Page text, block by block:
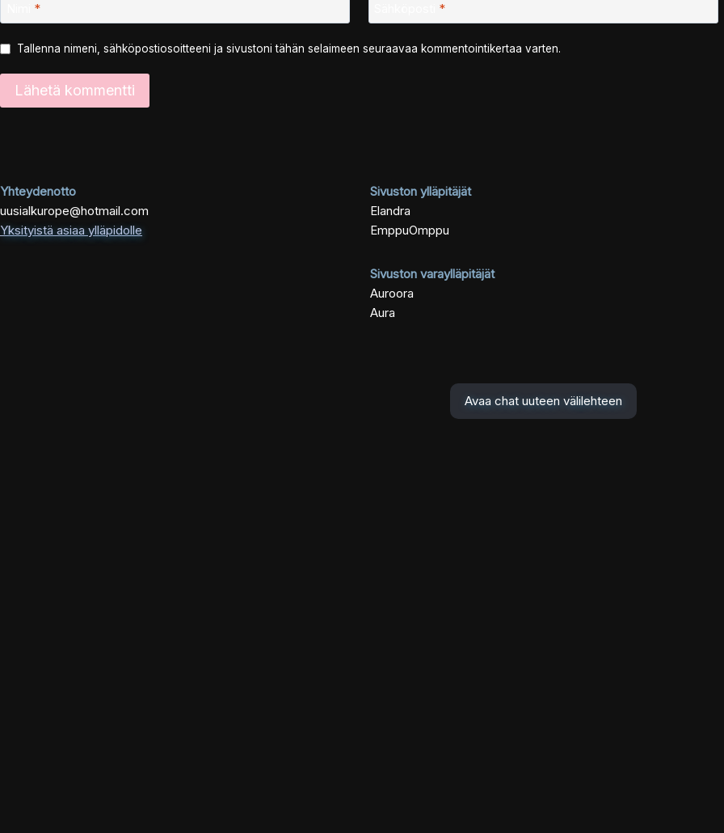
* *
Tallenna nimeni, sähköpostiosoitteeni ja sivustoni tähän selaimeen seuraavaa kommentointikertaa varten.
Yhteydenotto
uusialkurope@hotmail.com
Yksityistä asiaa ylläpidolle
Sivuston ylläpitäjät
Elandra
EmppuOmppu
Sivuston varaylläpitäjät
Auroora
Aura
Avaa chat uuteen välilehteen